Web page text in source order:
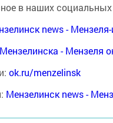
в наших социальных
news -
- Мензеля
ok.ru/menzelinsk
Мензелинск news -